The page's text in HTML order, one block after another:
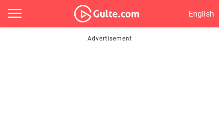
English